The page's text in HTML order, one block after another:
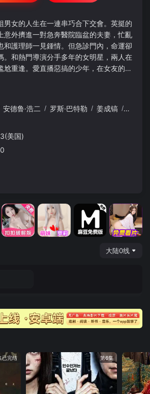
男女的人生在一連串巧合下交會。英挺的
意外擠進一對急奔醫院臨盆的夫妻，忙亂
和護理師一見鍾情。但急診門內，命運卻
。和熱門導演分手多年的女明星，兩人在
尬重逢。愛直播惡搞的少年，在女友的鐵
，都不免伴隨遺憾失落。然而人生關卡
安德鲁·浩二 / 罗斯·巴特勒 / 姜成镐 / 艾洛蒂
美国)
大陆0线
已完结 第6集